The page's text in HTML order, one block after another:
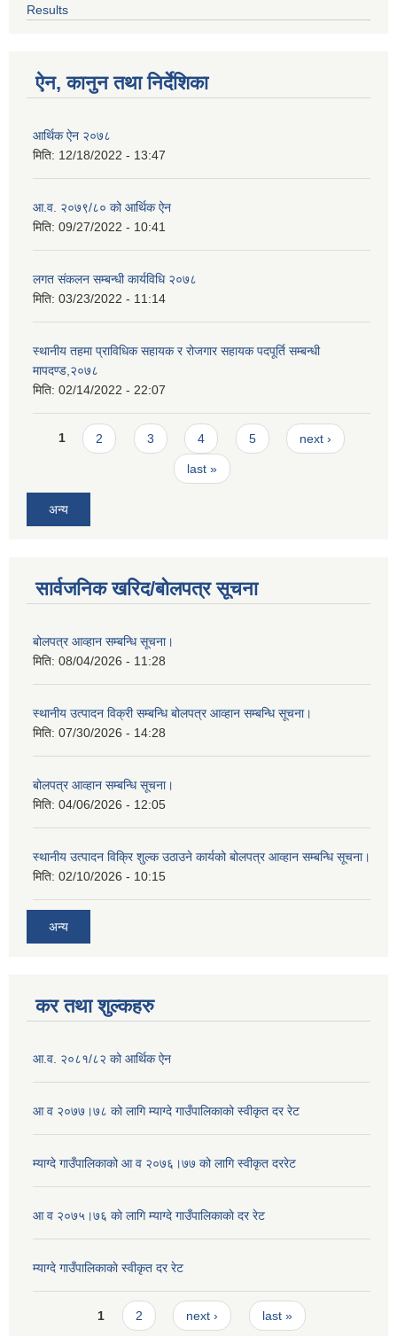
Results
ऐन, कानुन तथा निर्देशिका
आर्थिक ऐन २०७८
मिति: 12/18/2022 - 13:47
आ.व. २०७९/८० को आर्थिक ऐन
मिति: 09/27/2022 - 10:41
लगत संकलन सम्बन्धी कार्यविधि २०७८
मिति: 03/23/2022 - 11:14
स्थानीय तहमा प्राविधिक सहायक र रोजगार सहायक पदपूर्ति सम्बन्धी
मापदण्ड,२०७८
मिति: 02/14/2022 - 22:07
Pages
1 2 3 4 5 next ›
last »
अन्य
सार्वजनिक खरिद/बोलपत्र सूचना
बोलपत्र आव्हान सम्बन्धि सूचना।
मिति: 08/04/2026 - 11:28
स्थानीय उत्पादन विक्री सम्बन्धि बोलपत्र आव्हान सम्बन्धि सूचना।
मिति: 07/30/2026 - 14:28
बोलपत्र आव्हान सम्बन्धि सूचना।
मिति: 04/06/2026 - 12:05
स्थानीय उत्पादन विक्रि शुल्क उठाउने कार्यको बोलपत्र आव्हान सम्बन्धि सूचना।
मिति: 02/10/2026 - 10:15
अन्य
कर तथा शुल्कहरु
आ.व. २०८१/८२ को आर्थिक ऐन
आ व २०७७।७८ को लागि म्याग्दे गाउँपालिकाको स्वीकृत दर रेट
म्याग्दे गाउँपालिकाको आ व २०७६।७७ को लागि स्वीकृत दररेट
आ व २०७५।७६ काे लागि म्याग्दे गाउँपालिकाकाे दर रेट
म्याग्दे गाउँपालिकाकाे स्वीकृत दर रेट
Pages1 2 next › last »